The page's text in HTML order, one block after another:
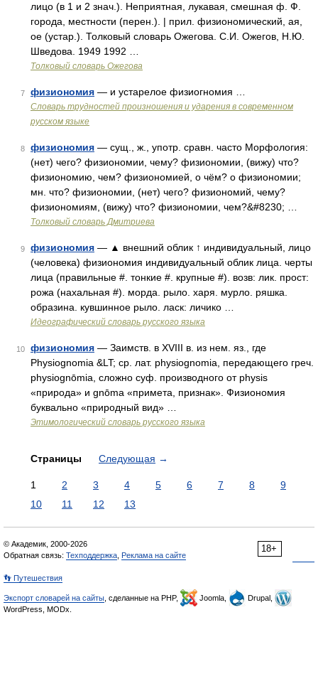
лицо (в 1 и 2 знач.). Неприятная, лукавая, смешная ф. Ф.
города, местности (перен.). | прил. физиономический, ая,
ое (устар.). Толковый словарь Ожегова. С.И. Ожегов, Н.Ю.
Шведова. 1949 1992 …
Толковый словарь Ожегова
7 физиономия — и устарелое физиогномия …
Словарь трудностей произношения и ударения в современном
русском языке
8 физиономия — сущ., ж., употр. сравн. часто Морфология:
(нет) чего? физиономии, чему? физиономии, (вижу) что?
физиономию, чем? физиономией, о чём? о физиономии;
мн. что? физиономии, (нет) чего? физиономий, чему?
физиономиям, (вижу) что? физиономии, чем?&#8230; …
Толковый словарь Дмитриева
9 физиономия — ▲ внешний облик ↑ индивидуальный, лицо
(человека) физиономия индивидуальный облик лица. черты
лица (правильные #. тонкие #. крупные #). возв: лик. прост:
рожа (нахальная #). морда. рыло. харя. мурло. ряшка.
образина. кувшинное рыло. ласк: личико …
Идеографический словарь русского языка
10 физиономия — Заимств. в XVIII в. из нем. яз., где
Physiognomia &LT; ср. лат. physiognomia, передающего греч.
physiognōmia, сложно суф. производного от physis
«природа» и gnōma «примета, признак». Физиономия
буквально «природный вид» …
Этимологический словарь русского языка
Страницы Следующая →
1 2 3 4 5 6 7 8
9
10
11 12 13
18+
© Академик, 2000-2026
Обратная связь: Техподдержка Реклама на сайте
👣 Путешествия
Экспорт словарей на сайты , сделанные на PHP, Joomla,
Drupal,
WordPress, MODx.